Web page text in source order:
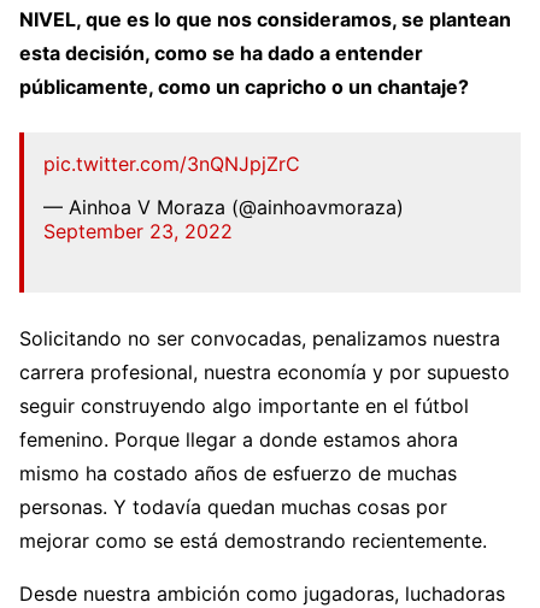
NIVEL, que es lo que nos consideramos, se plantean
esta decisión, como se ha dado a entender
públicamente, como un capricho o un chantaje?
pic.twitter.com/3nQNJpjZrC
— Ainhoa V Moraza (@ainhoavmoraza)
September 23, 2022
Solicitando no ser convocadas, penalizamos nuestra
carrera profesional, nuestra economía y por supuesto
seguir construyendo algo importante en el fútbol
femenino. Porque llegar a donde estamos ahora
mismo ha costado años de esfuerzo de muchas
personas. Y todavía quedan muchas cosas por
mejorar como se está demostrando recientemente.
Desde nuestra ambición como jugadoras, luchadoras